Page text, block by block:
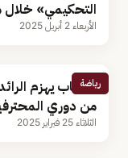
التحكيمي» خلال
الأربعاء 2 أبريل 2025
رياضة
من دوري
الثلاثاء 25 فبراير 2025